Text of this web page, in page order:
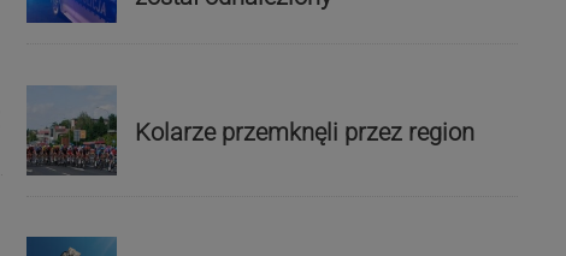
Kolarze przemknęli przez region